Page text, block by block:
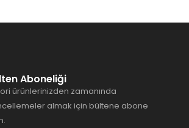
Aboneliği
ürünlerinizden zamanında
almak için bültene abone